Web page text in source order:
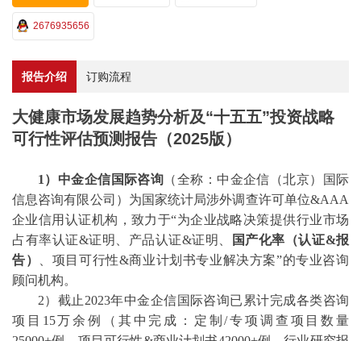
2676935656
报告介绍 订购流程
大健康市场发展趋势分析及“十五五”投资战略
可行性评估预测报告（2025版）
1）中金企信国际咨询 （全称：中金企信（北京）国际
信息咨询有限公司）为国家统计局涉外调查许可单位&AAA
企业信用认证机构，致力于“为企业战略决策提供行业市场
占有率认证&证明、产品认证&证明、 国产化率（认证&报
告）
、 项目可行性&商业计划书专业解决方案”的专业咨询
顾问机构。
2）截止2023年中金企信国际咨询已累计完成各类咨询
项目15万余例（其中完成： 定制/专项调查项目数量